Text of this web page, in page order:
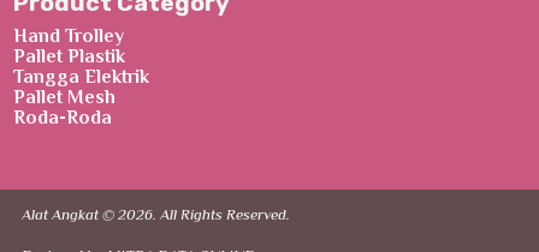
Hand Trolley
Pallet Plastik
Tangga Elektrik
Pallet Mesh
Roda-Roda
Alat Angkat © 2026. All Rights Reserved.